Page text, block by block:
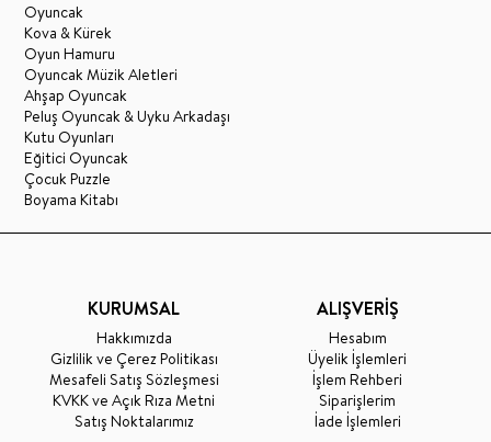
Oyuncak
Kova & Kürek
Oyun Hamuru
Oyuncak Müzik Aletleri
Ahşap Oyuncak
Peluş Oyuncak & Uyku Arkadaşı
Kutu Oyunları
Eğitici Oyuncak
Çocuk Puzzle
Boyama Kitabı
KURUMSAL
Hakkımızda
Gizlilik ve Çerez Politikası
Mesafeli Satış Sözleşmesi
KVKK ve Açık Rıza Metni
Satış Noktalarımız
ALIŞVERİŞ
Hesabım
Üyelik İşlemleri
İşlem Rehberi
Siparişlerim
İade İşlemleri